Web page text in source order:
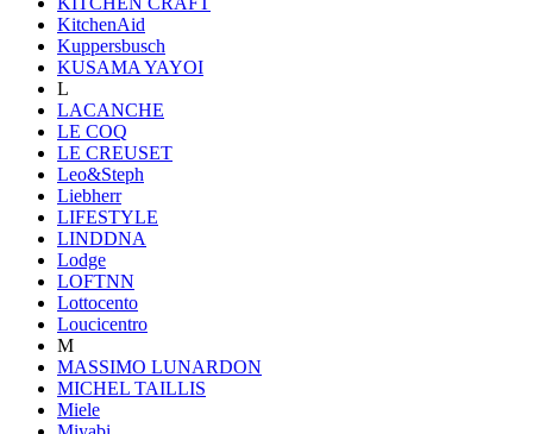
KitchenAid
Kuppersbusch
KUSAMA YAYOI
L
LACANCHE
LE COQ
LE CREUSET
Leo&Steph
Liebherr
LIFESTYLE
LINDDNA
Lodge
LOFTNN
Lottocento
Loucicentro
M
MASSIMO LUNARDON
MICHEL TAILLIS
Miele